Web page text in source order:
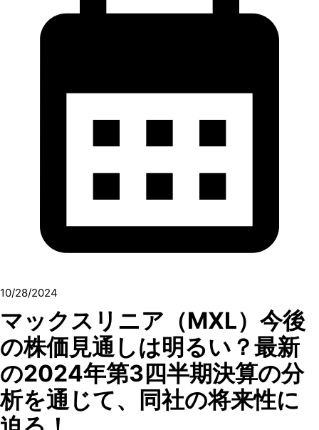
10/28/2024
マックスリニア（MXL）今後
の株価見通しは明るい？最新
の2024年第3四半期決算の分
析を通じて、同社の将来性に